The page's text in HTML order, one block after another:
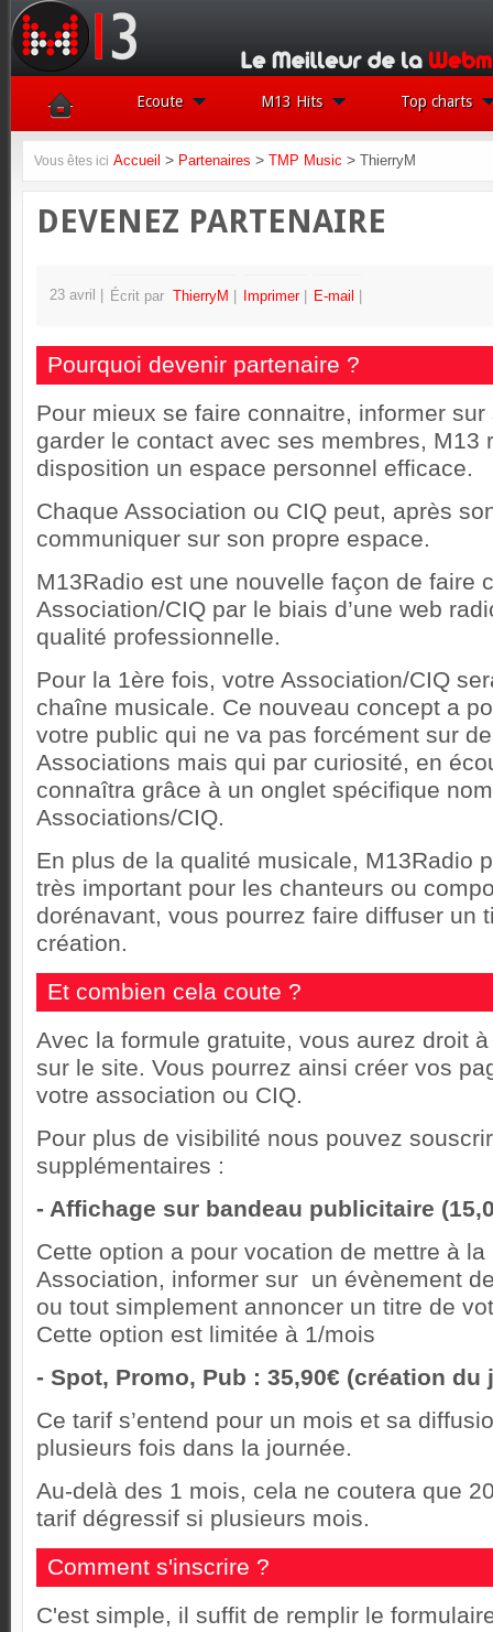
Ecoute M13 Hits Top charts
Vous êtes ici Accueil > Partenaires > TMP Music > ThierryM
DEVENEZ PARTENAIRE
23 avril Écrit par ThierryM Imprimer E-mail
Pourquoi devenir partenaire ?
Pour mieux se faire connaitre, informer
garder le contact avec ses membres, M13
disposition un espace personnel efficace.
Chaque Association ou CIQ peut, après
communiquer sur son propre espace.
M13Radio est une nouvelle façon de faire
Association/CIQ par le biais d’une web
qualité professionnelle.
Pour la 1ère fois, votre Association/CIQ
chaîne musicale. Ce nouveau concept a
votre public qui ne va pas forcément sur
Associations mais qui par curiosité, en
connaîtra grâce à un onglet spécifique
Associations/CIQ.
En plus de la qualité musicale, M13Radio
très important pour les chanteurs ou
dorénavant, vous pourrez faire diffuser un
création.
Et combien cela coute ?
Avec la formule gratuite, vous aurez droit
sur le site. Vous pourrez ainsi créer vos
votre association ou CIQ.
Pour plus de visibilité nous pouvez
supplémentaires :
- Affichage sur bandeau publicitaire
Cette option a pour vocation de mettre à la
Association, informer sur un évènement
ou tout simplement annoncer un titre de
Cette option est limitée à 1/mois
- Spot, Promo, Pub : 35,90€ (création du
Ce tarif s’entend pour un mois et sa
plusieurs fois dans la journée.
Au-delà des 1 mois, cela ne coutera que
tarif dégressif si plusieurs mois.
Comment s'inscrire ?
C'est simple, il suffit de remplir le